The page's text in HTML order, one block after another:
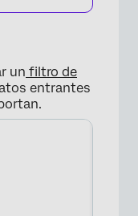
un filtro de
entrantes